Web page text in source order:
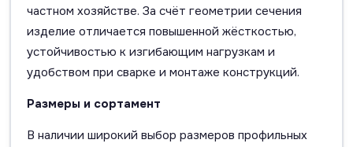
частном хозяйстве. За счёт геометрии сечения
изделие отличается повышенной жёсткостью,
устойчивостью к изгибающим нагрузкам и
удобством при сварке и монтаже конструкций.
Размеры и сортамент
В наличии широкий выбор размеров профильных